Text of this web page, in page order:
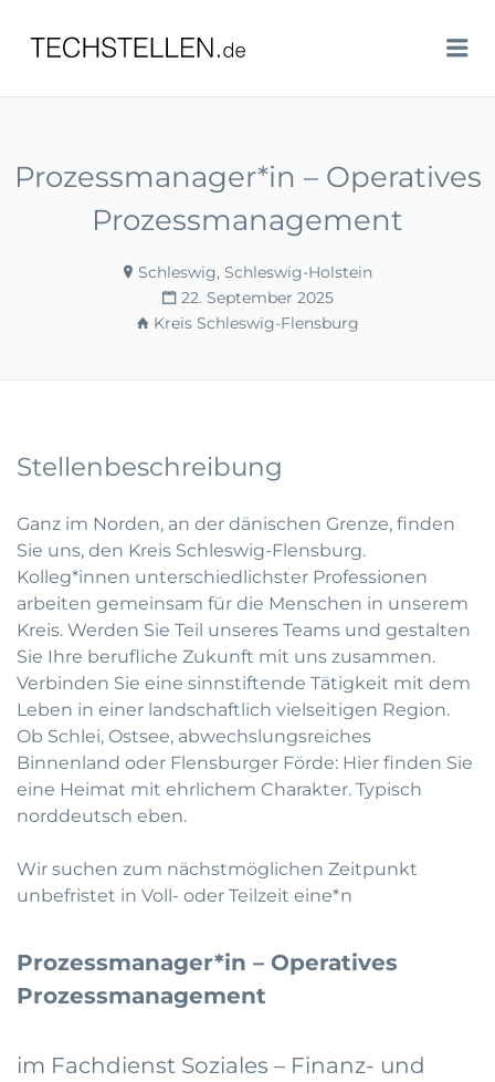
TECHSTELLEN.DE
Prozessmanager*in – Operatives
Prozessmanagement
Schleswig, Schleswig-Holstein
22. September 2025
Kreis Schleswig-Flensburg
Stellenbeschreibung
Ganz im Norden, an der dänischen Grenze, finden
Sie uns, den Kreis Schleswig-Flensburg.
Kolleg*innen unterschiedlichster Professionen
arbeiten gemeinsam für die Menschen in unserem
Kreis. Werden Sie Teil unseres Teams und gestalten
Sie Ihre berufliche Zukunft mit uns zusammen.
Verbinden Sie eine sinnstiftende Tätigkeit mit dem
Leben in einer landschaftlich vielseitigen Region.
Ob Schlei, Ostsee, abwechslungsreiches
Binnenland oder Flensburger Förde: Hier finden Sie
eine Heimat mit ehrlichem Charakter. Typisch
norddeutsch eben.
Wir suchen zum nächstmöglichen Zeitpunkt
unbefristet in Voll- oder Teilzeit eine*n
Prozessmanager*in – Operatives
Prozessmanagement
im Fachdienst Soziales – Finanz- und